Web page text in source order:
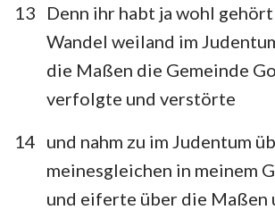
1 2 3 4
13
Denn ihr habt ja wohl
Wandel weiland im
die Maßen die Gemeinde
verfolgte und verstörte
14 und nahm zu im Judentum
meinesgleichen in meinem
und eiferte über die Maßen